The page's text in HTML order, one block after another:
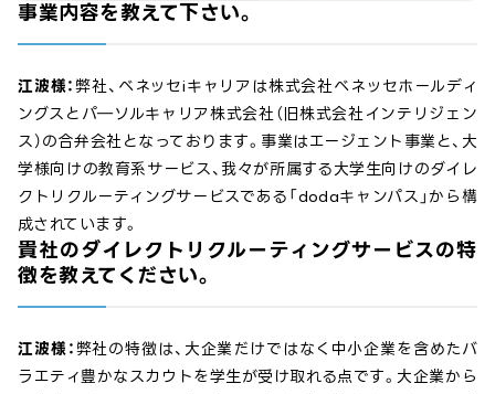
事業内容を教えて下さい。
江波様：弊社、ベネッセiキャリアは株式会社ベネッセホールディ
ングスとパ―ソルキャリア株式会社（旧株式会社インテリジェン
ス）の合弁会社となっております。事業はエージェント事業と、大
学様向けの教育系サービス、我々が所属する大学生向けのダイレ
クトリクルーティングサービスである「dodaキャンパス」から構
成されています。
貴社のダイレクトリクルーティングサービスの特
徴を教えてください。
江波様： 弊社の特徴は、大企業だけではなく中小企業を含めたバ
ラエティ豊かなスカウトを学生が受け取れる点です。大企業から